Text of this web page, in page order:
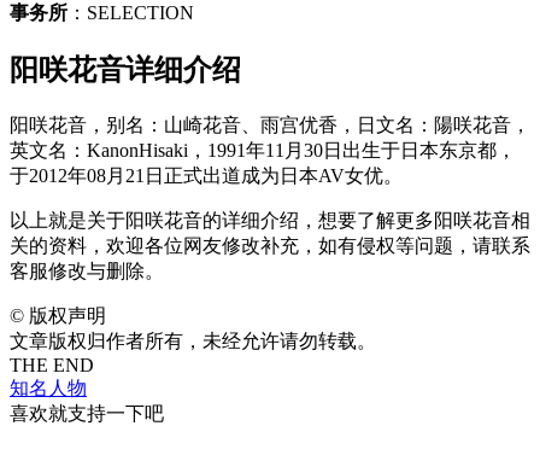
事务所 ：SELECTION
阳咲花音详细介绍
阳咲花音，别名：山崎花音、雨宫优香，日文名：陽咲花音，
英文名：KanonHisaki，1991年11月30日出生于日本东京都，
于2012年08月21日正式出道成为日本AV女优。
以上就是关于阳咲花音的详细介绍，想要了解更多阳咲花音相
关的资料，欢迎各位网友修改补充，如有侵权等问题，请联系
客服修改与删除。
© 版权声明
文章版权归作者所有，未经允许请勿转载。
THE END
知名人物
喜欢就支持一下吧